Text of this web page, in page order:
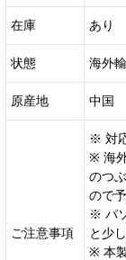
在庫 あり
状態 海外
原産地 中国
ご注意事項
※ 対
※ 海
のつ
ので
※ パ
と少
※ 本